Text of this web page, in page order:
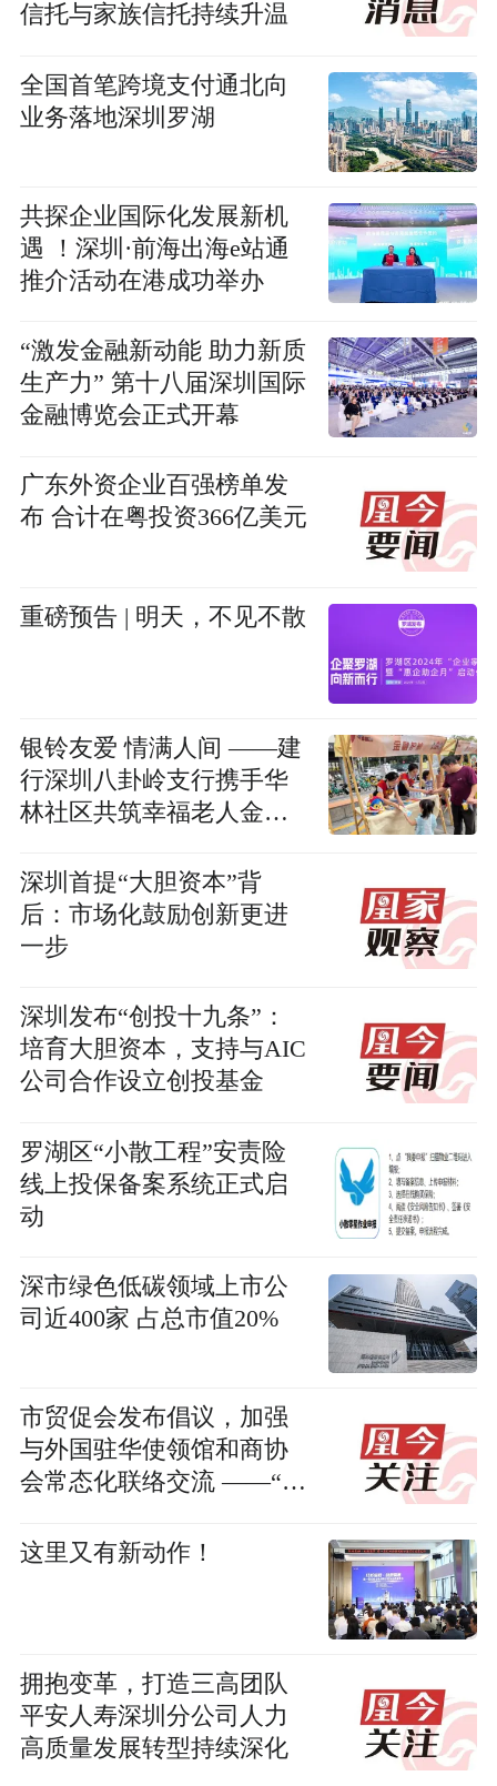
信托与家族信托持续升温
全国首笔跨境支付通北向
业务落地深圳罗湖
共探企业国际化发展新机
遇 ！深圳·前海出海e站通
推介活动在港成功举办
“激发金融新动能 助力新质
生产力” 第十八届深圳国际
金融博览会正式开幕
广东外资企业百强榜单发
布 合计在粤投资366亿美元
重磅预告 | 明天，不见不散
银铃友爱 情满人间 ——建
行深圳八卦岭支行携手华
林社区共筑幸福老人金融
深圳首提“大胆资本”背
后：市场化鼓励创新更进
一步
深圳发布“创投十九条”：
培育大胆资本，支持与AIC
公司合作设立创投基金
罗湖区“小散工程”安责险
线上投保备案系统正式启
动
深市绿色低碳领域上市公
司近400家 占总市值20%
市贸促会发布倡议，加强
与外国驻华使领馆和商协
会常态化联络交流 ——“鹏
华机构经贸交流会暨古琴
这里又有新动作！
拥抱变革，打造三高团队
平安人寿深圳分公司人力
高质量发展转型持续深化